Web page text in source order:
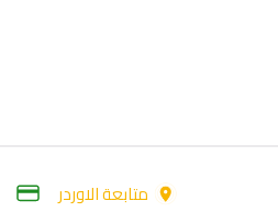
متابعة الاوردر